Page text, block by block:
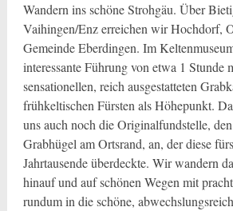
Wandern ins schöne Strohgäu. Über
Vaihingen/Enz erreichen wir Hochdorf,
Gemeinde Eberdingen. Im
interessante Führung von etwa 1 Stunde
sensationellen, reich ausgestatteten
frühkeltischen Fürsten als Höhepunkt.
uns auch noch die Originalfundstelle,
Grabhügel am Ortsrand, an, der diese
Jahrtausende überdeckte. Wir wandern
hinauf und auf schönen Wegen mit
rundum in die schöne,